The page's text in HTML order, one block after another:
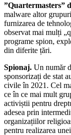
”Quartermasters”
malware altor
furnizarea de
observat mai mulți
programe spion,
din diferite țări.
Spionaj. Un număr
sponsorizați de stat
civile în 2021. Cel
ce în ce mai mult
activiștii pentru
adesea prin
organizațiilor
pentru realizarea